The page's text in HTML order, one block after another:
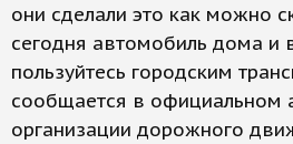
они сделали это как можно
сегодня автомобиль дома и
пользуйтесь городским
сообщается в официальном
организации дорожного